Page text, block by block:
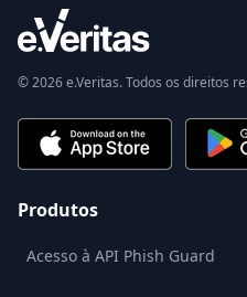
© 2026 e.Veritas. Todos os direitos
Produtos
Acesso à API Phish Guard